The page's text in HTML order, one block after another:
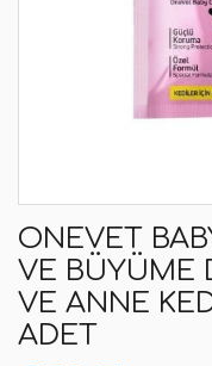
ONEVET
VE BÜYÜME
VE ANNE
ADET